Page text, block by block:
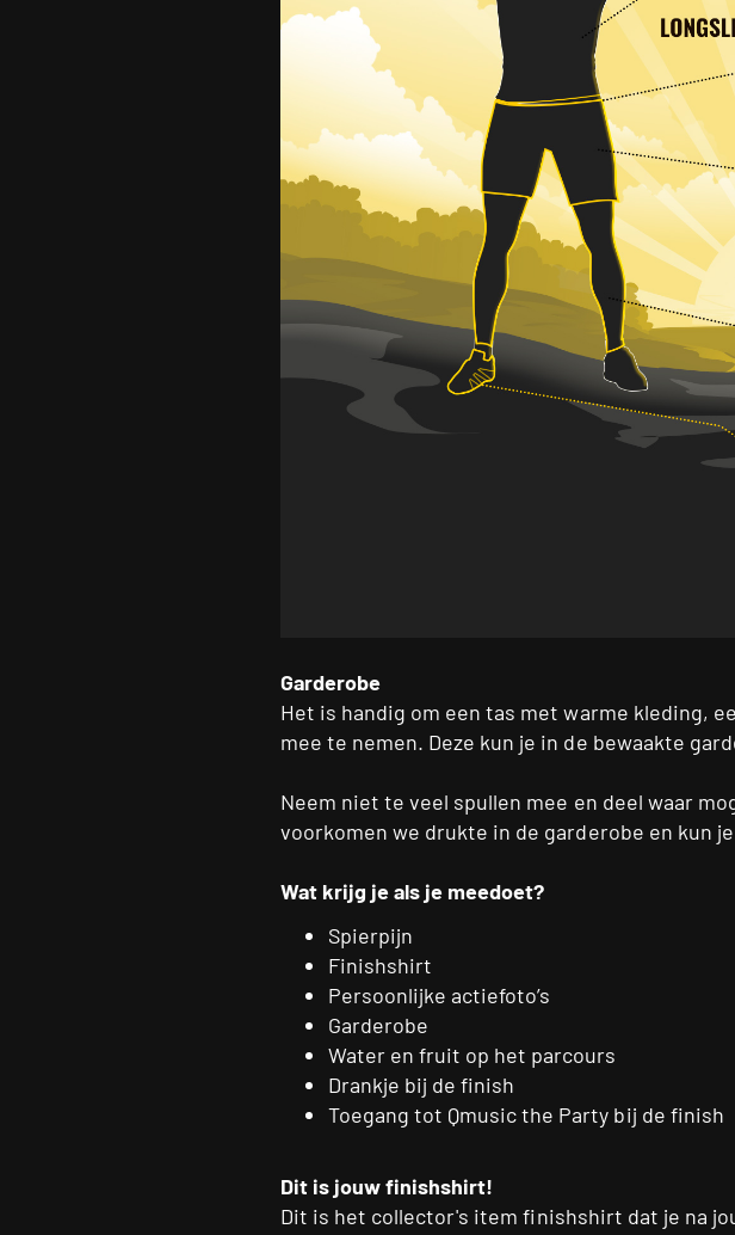
Garderobe
Het is handig om een tas met warme kleding,
mee te nemen. Deze kun je in de bewaakte
Neem niet te veel spullen mee en deel waar
voorkomen we drukte in de garderobe en kun
Wat krijg je als je meedoet?
Spierpijn
Finishshirt
Persoonlijke actiefoto’s
Garderobe
Water en fruit op het parcours
Drankje bij de finish
Toegang tot Qmusic the Party bij de finish
Dit is jouw finishshirt!
Dit is het collector's item finishshirt dat je na